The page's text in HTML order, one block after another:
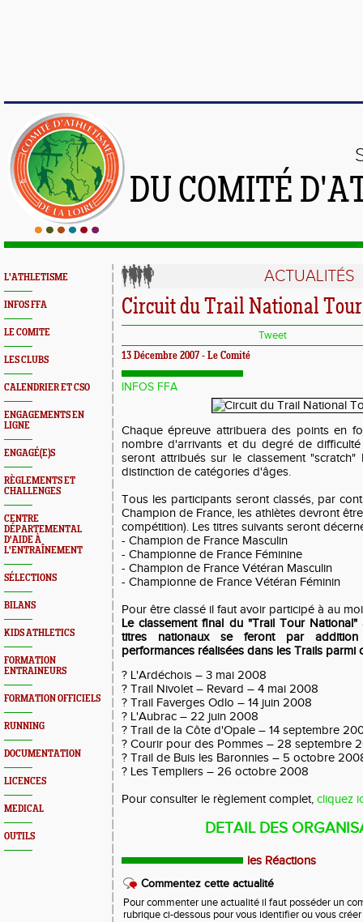
DU COMITÉ
L'ATHLETISME
INFOS FFA
LE COMITE
LES CLUBS
CALENDRIER ET CSO
ENGAGEMENTS EN
LIGNE
ENGAGÉ(E)S
RÈGLEMENTS ET
CHALLENGES
CENTRE
DÉPARTEMENTAL
D'AIDE À
L'ENTRAÎNEMENT
SÉLECTIONS
BILANS
KIDS ATHLETICS
FORMATION
ENTRAINEURS
FORMATION OFFICIELS
RUNNING
DOCUMENTATION
LICENCES
MEDICAL
OUTILS
ACTUALITÉS
Circuit du Trail National
Tweet
13 Décembre 2007 - Le Comité
INFOS FFA
Chaque épreuve attribuera des points en
nombre d'arrivants et du degré de
seront attribués sur le classement "scratch"
distinction de catégories d'âges.
Tous les participants seront classés, par
Champion de France, les athlètes devront
compétition). Les titres suivants seront
- Champion de France Masculin
- Championne de France Féminine
- Champion de France Vétéran Masculin
- Championne de France Vétéran Féminin
Pour être classé il faut avoir participé à au
Le classement final du "Trail Tour
titres nationaux se feront par addition
performances réalisées dans les Trails parmi
? L'Ardéchois – 3 mai 2008
? Trail Nivolet – Revard – 4 mai 2008
? Trail Faverges Odlo – 14 juin 2008
? L'Aubrac – 22 juin 2008
? Trail de la Côte d'Opale – 14 septembre
? Courir pour des Pommes – 28 septembre
? Trail de Buis les Baronnies – 5 octobre
? Les Templiers – 26 octobre 2008
Pour consulter le règlement complet, cliquez
DETAIL DES
les Réactions
Commentez cette actualité
Pour commenter une actualité il faut posséder un
rubrique ci-dessous pour vous identifier ou vous